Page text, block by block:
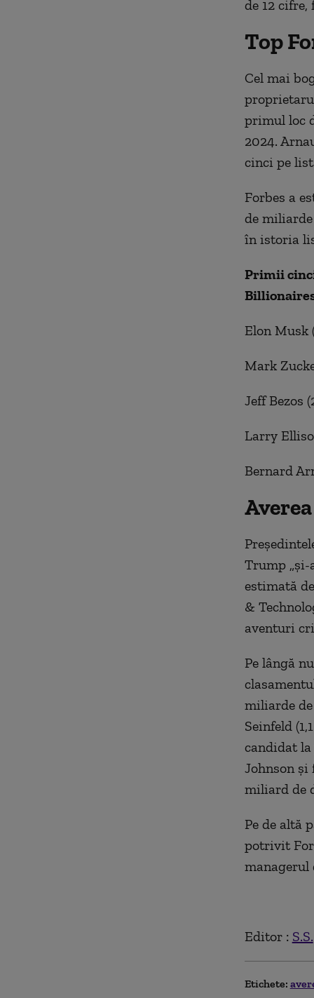
de 12 cifre,
Top
Cel mai
primul loc
2024.
cinci pe
Forbes a
de
în istoria
Primii
Elon Musk
Mark
Jeff Bezos
Larry
Bernard
Trump „și-
estimată
&
aventuri
Pe lângă
miliarde
Seinfeld
candidat la
Johnson și
miliard de
Pe de altă
potrivit
managerul
Editor : S.S.
Etichete: